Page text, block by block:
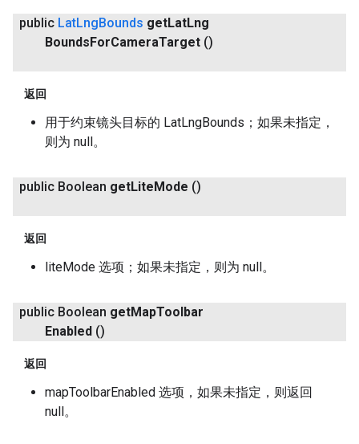
public LatLngBounds getLatLng
BoundsForCameraTarget ()
返回
用于约束镜头目标的 LatLngBounds；如果未指定，
则为 null。
public Boolean getLiteMode ()
返回
liteMode 选项；如果未指定，则为 null。
public Boolean getMapToolbar
Enabled ()
返回
mapToolbarEnabled 选项，如果未指定，则返回
null。